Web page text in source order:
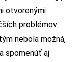
otvorenými
problémov.
nebola možná,
spomenúť aj